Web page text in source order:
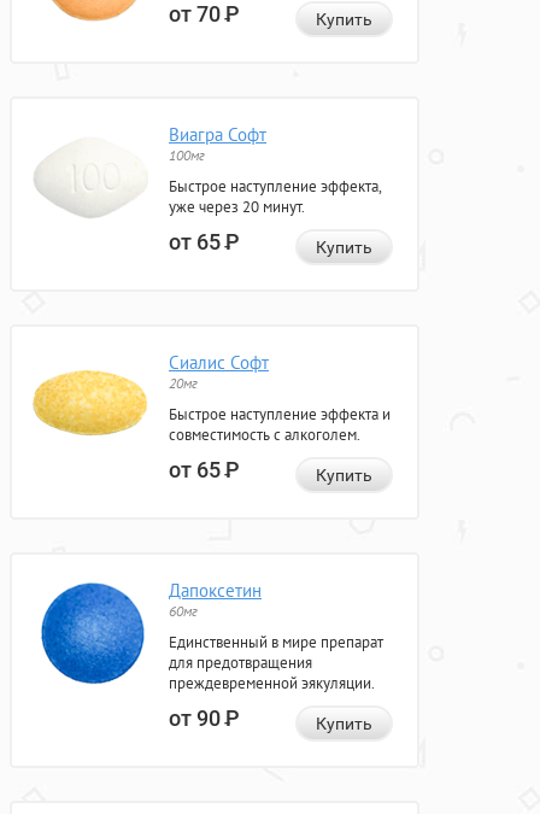
от 70Р Купить
Виагра Софт
100мг
Быстрое наступление эффекта,
уже через 20 минут.
от 65Р Купить
Сиалис Софт
20мг
Быстрое наступление эффекта и
совместимость с алкоголем.
от 65Р Купить
Дапоксетин
60мг
Единственный в мире препарат
для предотвращения
преждевременной эякуляции.
от 90Р Купить